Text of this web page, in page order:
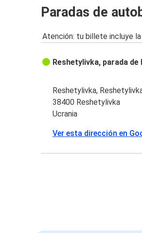
Paradas de
Atención: tu billete incluye
Reshetylivka, parada de
Reshetylivka,
38400 Reshetylivka
Ucrania
Ver esta dirección en